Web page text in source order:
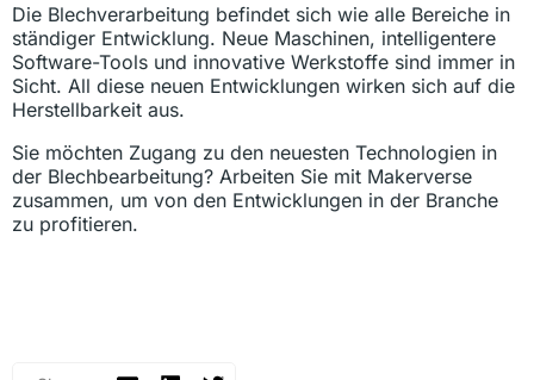
Die Blechverarbeitung befindet sich wie alle Bereiche in
ständiger Entwicklung. Neue Maschinen, intelligentere
Software-Tools und innovative Werkstoffe sind immer in
Sicht. All diese neuen Entwicklungen wirken sich auf die
Herstellbarkeit aus.
Sie möchten Zugang zu den neuesten Technologien in
der Blechbearbeitung? Arbeiten Sie mit Makerverse
zusammen, um von den Entwicklungen in der Branche
zu profitieren.